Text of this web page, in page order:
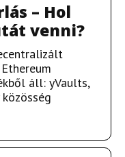
– Hol
venni?
áll: yVaults,
közösség